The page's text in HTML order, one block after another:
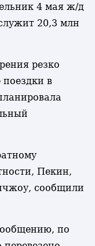
4 мая ж/д
20,3 млн
резко
поездки в
Пекин,
сообщили
по